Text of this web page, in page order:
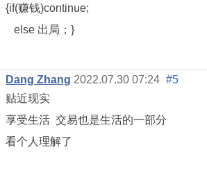
{if(赚钱)continue;
else 出局；}
Dang Zhang 2022.07.30 07:24 #5
贴近现实
享受生活 交易也是生活的一部分
看个人理解了